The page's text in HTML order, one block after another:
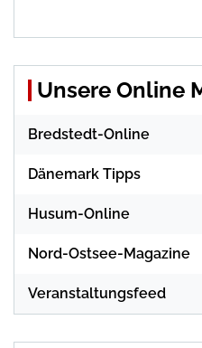
Unsere Online
Bredstedt-Online
Dänemark Tipps
Husum-Online
Nord-Ostsee-Magazine
Veranstaltungsfeed